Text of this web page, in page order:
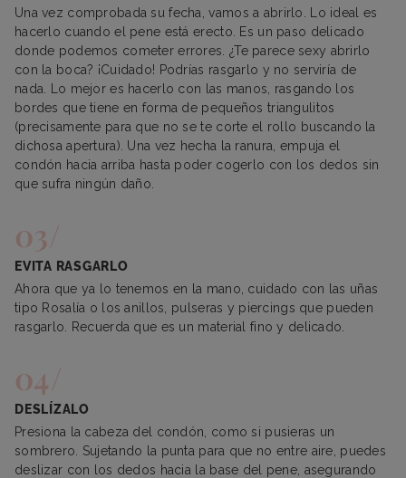
Una vez comprobada su fecha, vamos a abrirlo. Lo ideal es
hacerlo cuando el pene está erecto. Es un paso delicado
donde podemos cometer errores. ¿Te parece sexy abrirlo
con la boca? ¡Cuidado! Podrías rasgarlo y no serviría de
nada. Lo mejor es hacerlo con las manos, rasgando los
bordes que tiene en forma de pequeños triangulitos
(precisamente para que no se te corte el rollo buscando la
dichosa apertura). Una vez hecha la ranura, empuja el
condón hacia arriba hasta poder cogerlo con los dedos sin
que sufra ningún daño.
EVITA RASGARLO
Ahora que ya lo tenemos en la mano, cuidado con las uñas
tipo Rosalía o los anillos, pulseras y piercings que pueden
rasgarlo. Recuerda que es un material fino y delicado.
DESLÍZALO
Presiona la cabeza del condón, como si pusieras un
sombrero. Sujetando la punta para que no entre aire, puedes
deslizar con los dedos hacia la base del pene, asegurando